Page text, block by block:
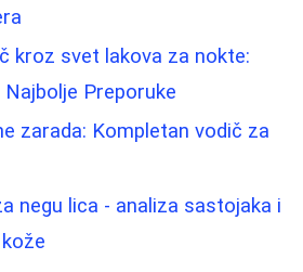
kroz svet lakova za nokte:
Preporuke
zarada: Kompletan vodič za
negu lica - analiza sastojaka i